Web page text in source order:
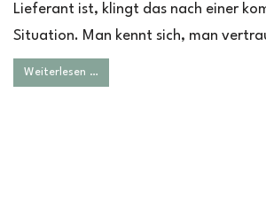
Lieferant ist, klingt das nach einer
Situation. Man kennt sich, man
Weiterlesen …